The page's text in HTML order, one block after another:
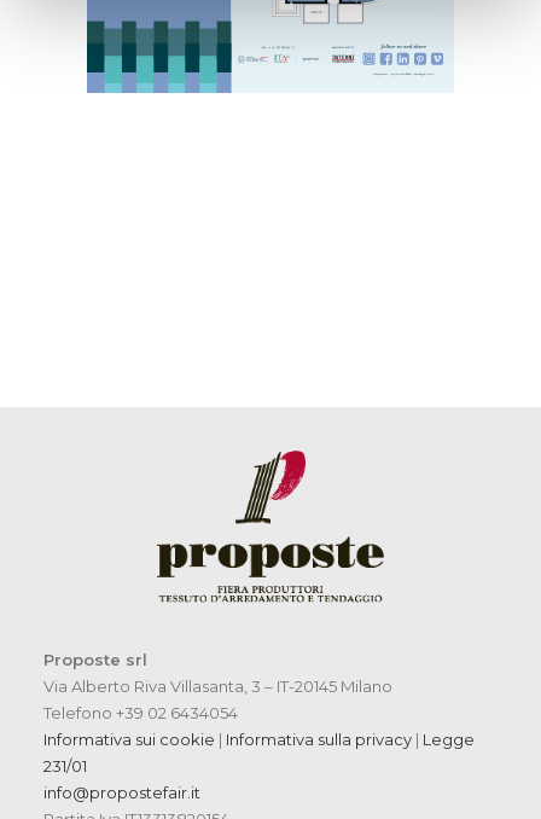
Proposte srl
Via Alberto Riva Villasanta, 3 – IT-20145 Milano
Telefono +39 02 6434054
Informativa sui cookie | Informativa sulla privacy | Legge
231/01
info@propostefair.it